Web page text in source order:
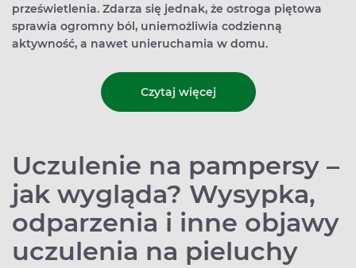
prześwietlenia. Zdarza się jednak, że ostroga piętowa
sprawia ogromny ból, uniemożliwia codzienną
aktywność, a nawet unieruchamia w domu.
Czytaj więcej
Uczulenie na pampersy –
jak wygląda? Wysypka,
odparzenia i inne objawy
uczulenia na pieluchy